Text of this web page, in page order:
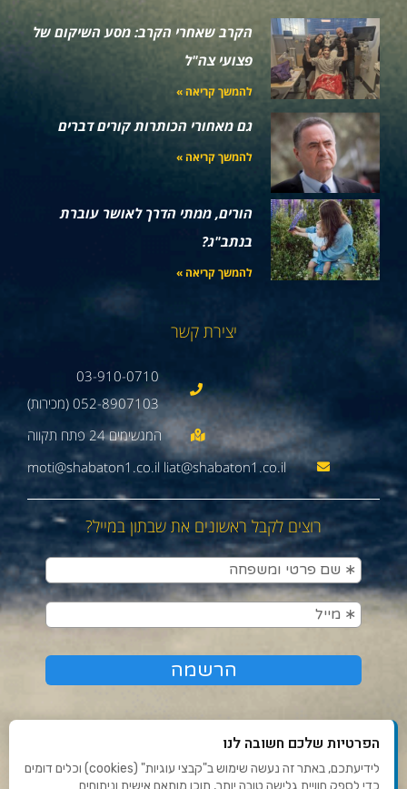
הקרב שאחרי הקרב: מסע השיקום של
פצועי צה"ל
להמשך קריאה »
גם מאחורי הכותרות קורים דברים
להמשך קריאה »
הורים, ממתי הדרך לאושר עוברת
בנתב"ג?
להמשך קריאה »
יצירת קשר
03-910-0710
052-8907103 (מכירות)
moti@shabaton1.co.il liat@shabaton1.co.il
רוצים לקבל ראשונים את שבתון במייל?
הפרטיות שלכם חשובה לנו
לידיעתכם, באתר זה נעשה שימוש ב"קבצי עוגיות" (cookies) וכלים דומים
כדי לספק חוויית גלישה טובה יותר, תוכן מותאם אישית וניתוחים